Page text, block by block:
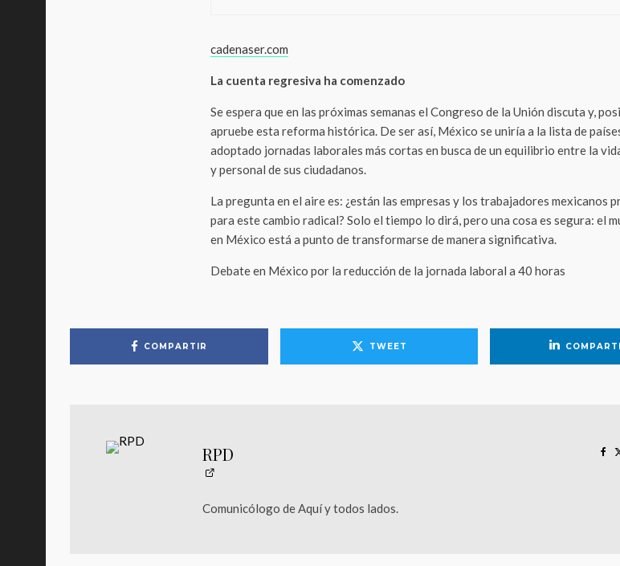
cadenaser.com
La cuenta regresiva ha comenzado
Se espera que en las próximas semanas el Congreso de la Unión discuta y,
apruebe esta reforma histórica. De ser así, México se uniría a la lista de
adoptado jornadas laborales más cortas en busca de un equilibrio entre la
y personal de sus ciudadanos.
La pregunta en el aire es: ¿están las empresas y los trabajadores mexicanos
para este cambio radical? Solo el tiempo lo dirá, pero una cosa es segura: el
en México está a punto de transformarse de manera significativa.
Debate en México por la reducción de la jornada laboral a 40 horas
COMPARTIR TWEET
RPD
Comunicólogo de Aquí y todos lados.